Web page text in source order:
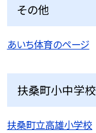
その他
あいち体育のページ
扶桑町小中学校
扶桑町立高雄小学校